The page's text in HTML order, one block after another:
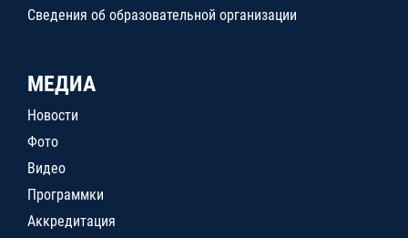
Сведения об образовательной организации
МЕДИА
Новости
Фото
Видео
Программки
Аккредитация